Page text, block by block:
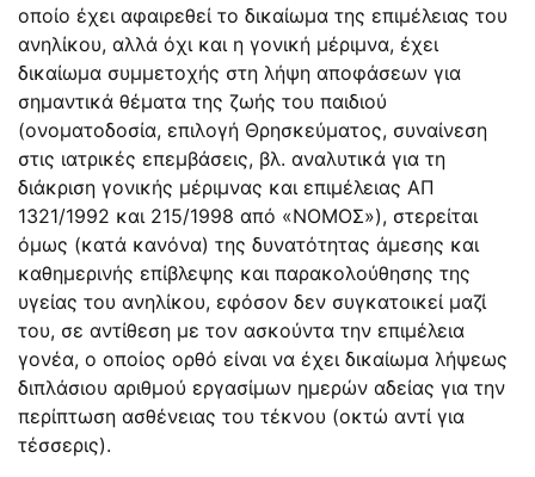
οποίο έχει αφαιρεθεί το δικαίωμα της επιμέλειας του
ανηλίκου, αλλά όχι και η γονική μέριμνα, έχει
δικαίωμα συμμετοχής στη λήψη αποφάσεων για
σημαντικά θέματα της ζωής του παιδιού
(ονοματοδοσία, επιλογή Θρησκεύματος, συναίνεση
στις ιατρικές επεμβάσεις, βλ. αναλυτικά για τη
διάκριση γονικής μέριμνας και επιμέλειας ΑΠ
1321/1992 και 215/1998 από «ΝΟΜΟΣ»), στερείται
όμως (κατά κανόνα) της δυνατότητας άμεσης και
καθημερινής επίβλεψης και παρακολούθησης της
υγείας του ανηλίκου, εφόσον δεν συγκατοικεί μαζί
του, σε αντίθεση με τον ασκούντα την επιμέλεια
γονέα, ο οποίος ορθό είναι να έχει δικαίωμα λήψεως
διπλάσιου αριθμού εργασίμων ημερών αδείας για την
περίπτωση ασθένειας του τέκνου (οκτώ αντί για
τέσσερις).